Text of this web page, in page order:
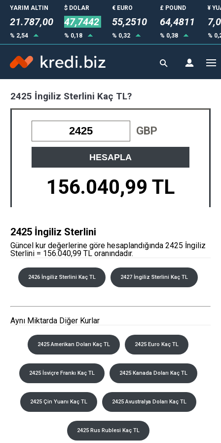
YARIM ALTIN
21.787,00
% 2,54
$ DOLAR
47,7442
% 0,18
€ EURO
55,2510
% 0,32
£ POUND
64,4811
% 0,38
¥
%
2425 İngiliz Sterlini Kaç TL?
GBP
HESAPLA
156.040,99 TL
2425 İngiliz Sterlini
Güncel kur değerlerine göre hesaplandığında 2425 İngiliz
Sterlini = 156.040,99 TL oranındadır.
2426 İngiliz Sterlini Kaç TL 2427 İngiliz Sterlini Kaç TL
Aynı Miktarda Diğer Kurlar
2425 Amerikan Doları Kaç TL 2425 Euro Kaç TL
2425 İsviçre Frankı Kaç TL 2425 Kanada Doları Kaç TL
2425 Çin Yuanı Kaç TL 2425 Avustralya Doları Kaç TL
2425 Rus Rublesi Kaç TL